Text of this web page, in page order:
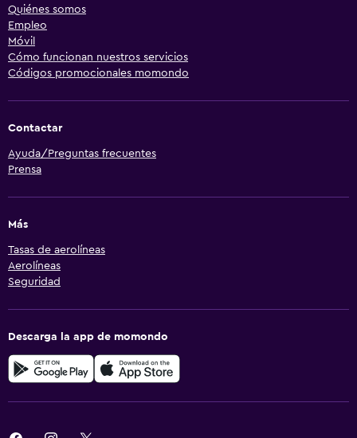
Quiénes somos
Empleo
Móvil
Cómo funcionan nuestros servicios
Códigos promocionales momondo
Contactar
Ayuda/Preguntas frecuentes
Prensa
Más
Tasas de aerolíneas
Aerolíneas
Seguridad
Descarga la app de momondo